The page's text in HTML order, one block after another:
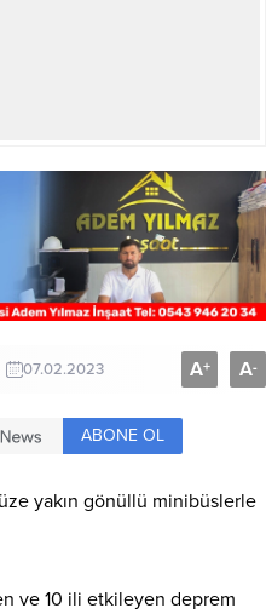
07.02.2023 A+ A-
ABONE OL
yakın gönüllü minibüslerle
ve 10 ili etkileyen deprem